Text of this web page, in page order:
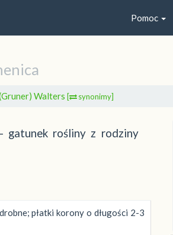
Pomoc
Walters [ synonimy]
gatunek rośliny z rodziny
płatki korony o długości 2-3